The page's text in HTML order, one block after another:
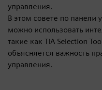
управления.
В этом совете по панели
можно использовать
такие как TIA Selection
объясняется важность
управления.